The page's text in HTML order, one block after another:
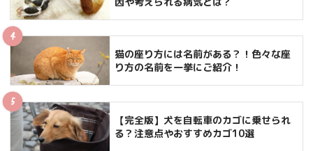
猫の座り方には名前がある？！色々な座
り方の名前を一挙にご紹介！
【完全版】犬を自転車のカゴに乗せられ
る？注意点やおすすめカゴ10選